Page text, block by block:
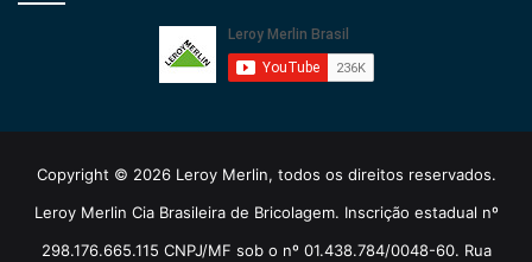
Copyright © 2026 Leroy Merlin, todos os direitos reservados.
Leroy Merlin Cia Brasileira de Bricolagem. Inscrição estadual nº
298.176.665.115 CNPJ/MF sob o nº 01.438.784/0048-60. Rua